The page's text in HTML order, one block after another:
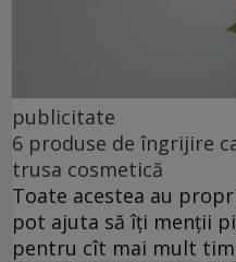
publicitate
6 produse de îngrijire
trusa cosmetică
Toate acestea au
pot ajuta să îți menții
pentru cît mai mult